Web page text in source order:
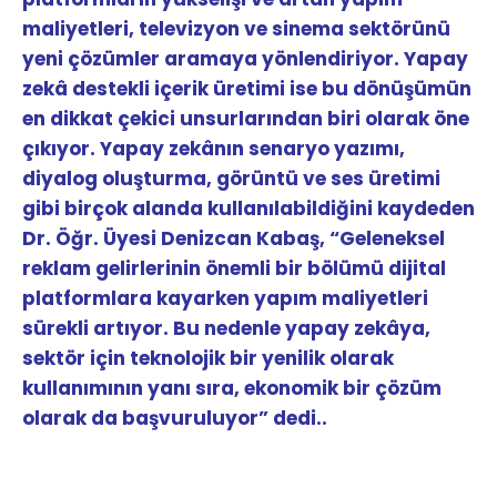
platformların yükselişi ve artan yapım
maliyetleri, televizyon ve sinema sektörünü
yeni çözümler aramaya yönlendiriyor. Yapay
zekâ destekli içerik üretimi ise bu dönüşümün
en dikkat çekici unsurlarından biri olarak öne
çıkıyor.
Yapay zekânın senaryo yazımı,
diyalog oluşturma, görüntü ve ses üretimi
gibi birçok alanda kullanılabildiğini kaydeden
Dr. Öğr. Üyesi Denizcan Kabaş, “Geleneksel
reklam gelirlerinin önemli bir bölümü dijital
platformlara kayarken yapım maliyetleri
sürekli artıyor. Bu nedenle yapay zekâya,
sektör için teknolojik bir yenilik olarak
kullanımının yanı sıra, ekonomik bir çözüm
olarak da başvuruluyor” dedi..